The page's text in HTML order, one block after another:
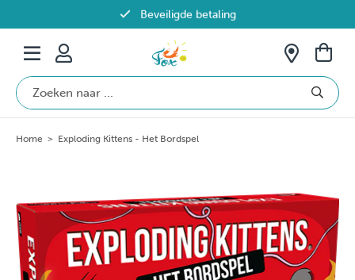
Beveiligde betaling
Gratis verzending vanaf €69 in België
Home > Exploding Kittens - Het Bordspel